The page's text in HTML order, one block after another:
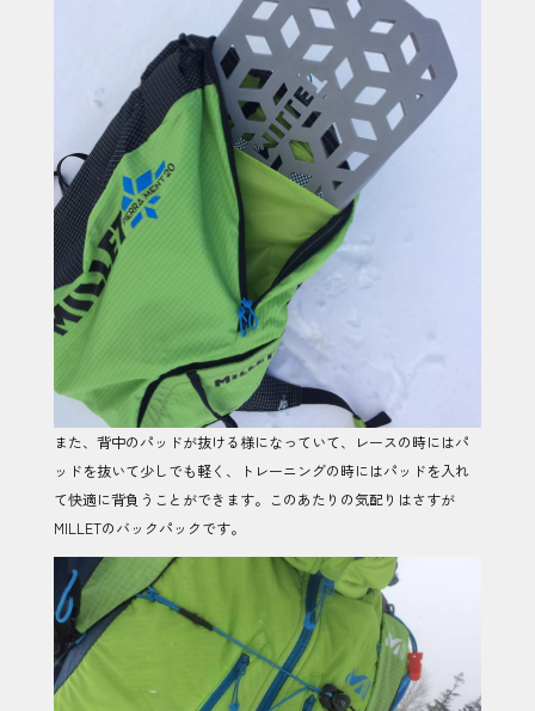
また、背中のパッドが抜ける様になっていて、レースの時にはパ
ッドを抜いて少しでも軽く、トレーニングの時にはパッドを入れ
て快適に背負うことができます。このあたりの気配りはさすが
MILLETのバックパックです。